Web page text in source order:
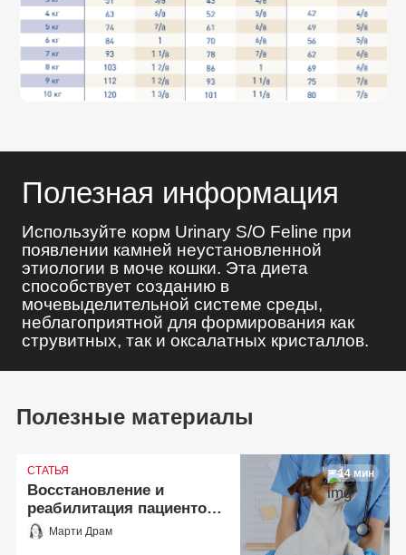
Полезная информация
Используйте корм Urinary S/O Feline при
появлении камней неустановленной
этиологии в моче кошки. Эта диета
способствует созданию в
мочевыделительной системе среды,
неблагоприятной для формирования как
струвитных, так и оксалатных кристаллов.
Полезные материалы
14 мин
СТАТЬЯ
Восстановление и
реабилитация пациентов с
болезнью передней
крестообразной связки
Марти Драм